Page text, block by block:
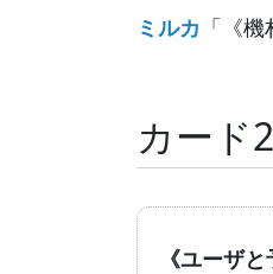
ミルカ 「《
カード2
《ユーザ